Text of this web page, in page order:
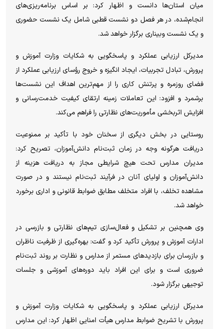
میان استان‌ها دانست و اظهار کرد: بر اساس برنامه‌ریزی‌های
انجام‌شده، در هر فصل دو نشست قطبی شامل یک نشست حضوری
و یک نشست وبیناری برگزار خواهد شد.
مدیرکل ارزیابی عملکرد و پاسخگویی به شکایات وزارت آموزش و
پرورش، تبادل تجربیات، ایجاد انگیزه و خروج رؤسای ارزیابی عملکرد از
فضای روزمره و پرتنش کاری را از مهم‌ترین اهداف این نشست‌ها
برشمرد و افزود: این تعاملات زمینه ارتقای کیفیت خدمت‌رسانی و
افزایش اثربخشی مأموریت‌های نظارتی را فراهم می‌کند.
روستایی در بخش دیگری از سخنان خود با تأکید بر ممنوعیت
دریافت هرگونه وجه در زمان ثبت‌نام دانش‌آموزان، تصریح کرد:
مدیران مدارس تحت هیچ شرایطی مجاز به دریافت هزینه از
دانش‌آموزان و اولیای آنان در فرآیند ثبت‌نام نیستند و در صورت
مشاهده تخلف، با افراد متخلف مطابق ضوابط قانونی و اداری برخورد
خواهد شد.
وی همچنین بر تشکیل و فعال‌سازی تیم‌های نظارتی و بازرسی در
ادارات آموزش و پرورش تأکید کرد و گفت: بهره‌گیری از ظرفیت ناظران
و بازرسان برای بازدید‌های مستمر از مدارس و نظارت بر روند ثبت‌نام
ضروری است و برای این افراد باید دوره‌های آموزشی و جلسات
توجیهی برگزار شود.
مدیرکل ارزیابی عملکرد و پاسخگویی به شکایات وزارت آموزش و
پرورش با تشریح ضوابط مدارس هیأت امنایی اظهار کرد: این مدارس